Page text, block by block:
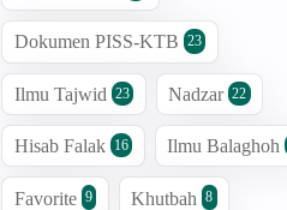
Dokumen PISS-KTB 23
Ilmu Tajwid 23 Nadzar 22
Hisab Falak 16 Ilmu Balaghoh
Favorite 9 Khutbah 8